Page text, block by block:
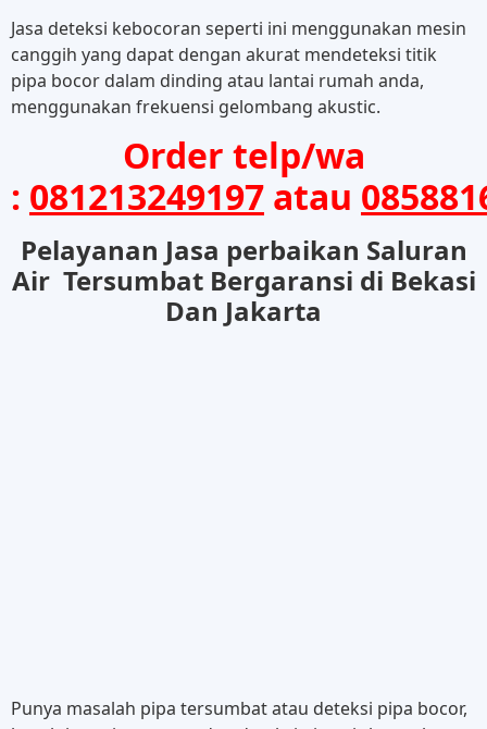
Jasa deteksi kebocoran seperti ini menggunakan mesin
canggih yang dapat dengan akurat mendeteksi titik
pipa bocor dalam dinding atau lantai rumah anda,
menggunakan frekuensi gelombang akustic.
Order telp/wa
: 081213249197 atau
Pelayanan Jasa perbaikan Saluran
Air Tersumbat Bergaransi di Bekasi
Dan Jakarta
Punya masalah pipa tersumbat atau deteksi pipa bocor,